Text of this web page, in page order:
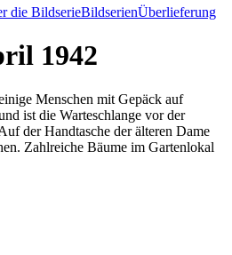
die BildserieBildserienÜberlieferung
1942
Menschen mit Gepäck auf
ist die Warteschlange vor der
der Handtasche der älteren Dame
Zahlreiche Bäume im Gartenlokal